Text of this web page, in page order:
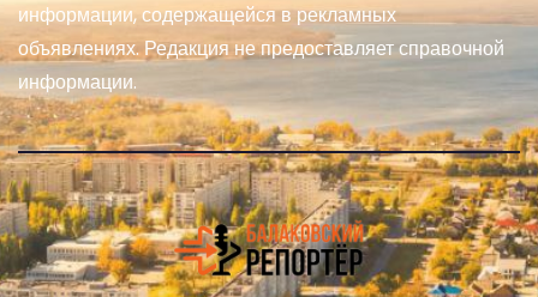
информации, содержащейся в рекламных
объявлениях. Редакция не предоставляет справочной
информации.